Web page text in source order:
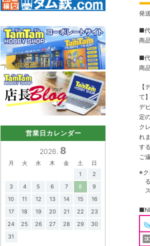
発
■
商
■
商
【
て】
デ
定
ク
れ
す
ご
※ク
営業日カレンダー
2026. 8
月 火 水 木 金 土
日
1
2
3
4 5 6 7 8
9
10
11 12 13 14 15
16
17
18 19 20 21 22
23
24
25 26 27 28 29
30
31